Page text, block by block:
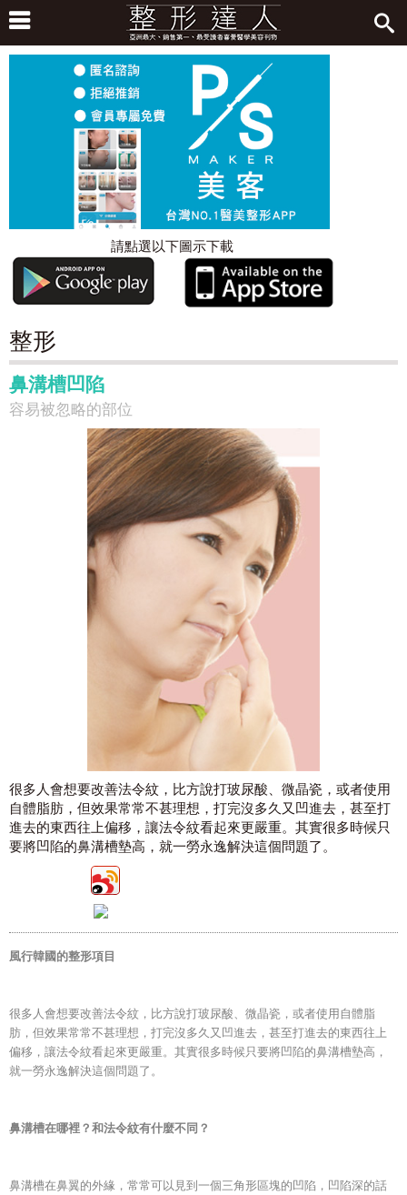
請點選以下圖示下載
整形
鼻溝槽凹陷
容易被忽略的部位
很多人會想要改善法令紋，比方說打玻尿酸、微晶瓷，或者使用
自體脂肪，但效果常常不甚理想，打完沒多久又凹進去，甚至打
進去的東西往上偏移，讓法令紋看起來更嚴重。其實很多時候只
要將凹陷的鼻溝槽墊高，就一勞永逸解決這個問題了。
風行韓國的整形項目
很多人會想要改善法令紋，比方說打玻尿酸、微晶瓷，或者使用自體脂
肪，但效果常常不甚理想，打完沒多久又凹進去，甚至打進去的東西往上
偏移，讓法令紋看起來更嚴重。其實很多時候只要將凹陷的鼻溝槽墊高，
就一勞永逸解決這個問題了。
鼻溝槽在哪裡？和法令紋有什麼不同？
鼻溝槽在鼻翼的外緣，常常可以見到一個三角形區塊的凹陷，凹陷深的話